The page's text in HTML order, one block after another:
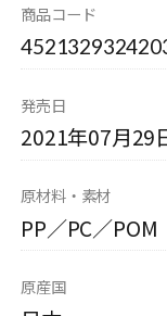
商品コード
発売日
2021年07月
原材料・素材
PP／PC／POM
原産国